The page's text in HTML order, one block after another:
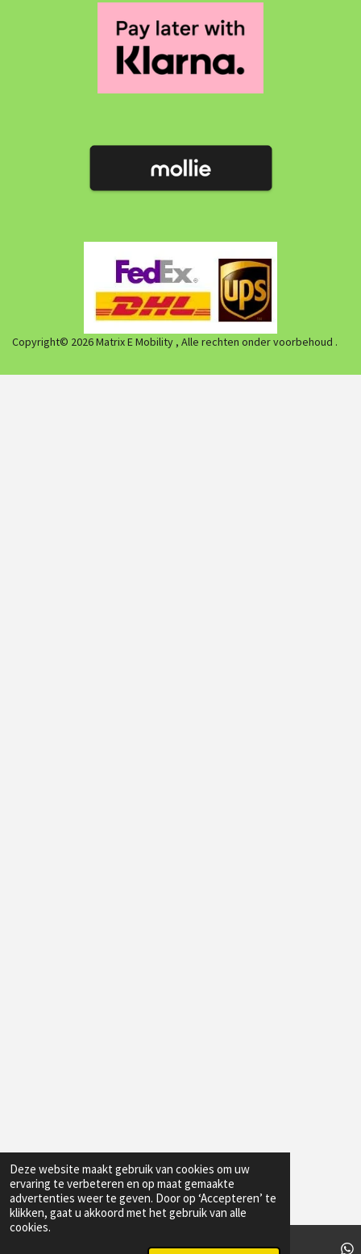
Deze website maakt gebruik van cookies om uw
ervaring te verbeteren en op maat gemaakte
advertenties weer te geven. Door op ‘Accepteren’ te
klikken, gaat u akkoord met het gebruik van alle
cookies.
Copyright© 2026 Matrix E Mobility , Alle rechten onder voorbehoud .